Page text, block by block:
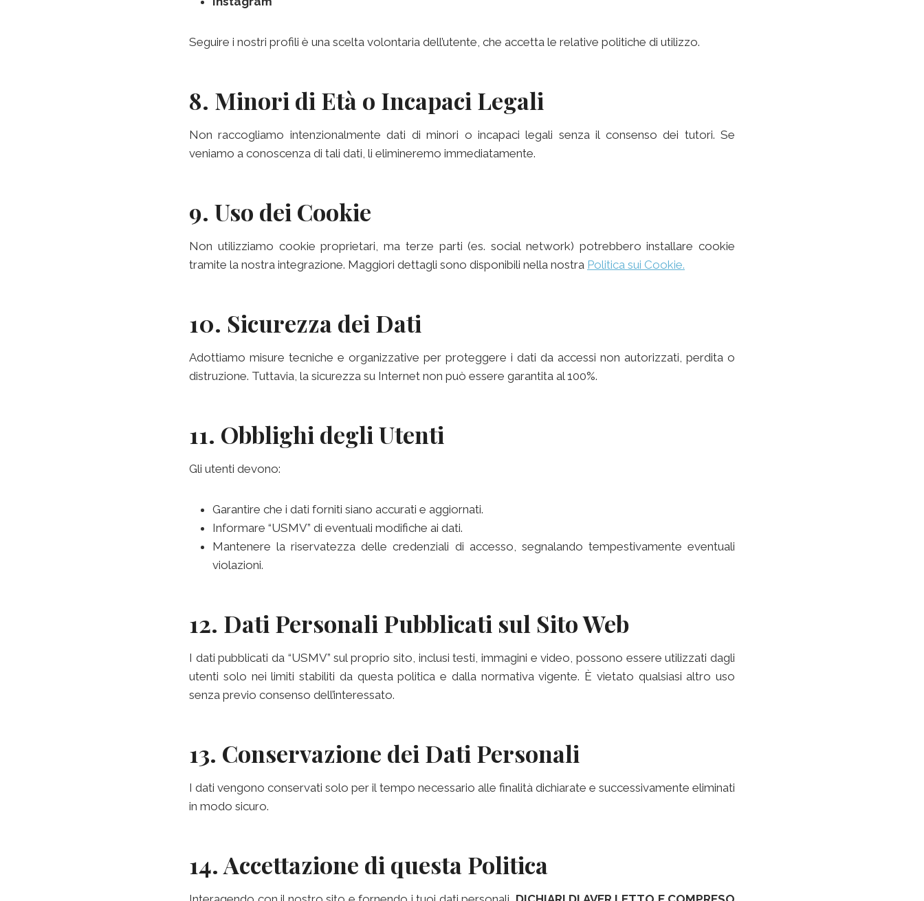
Seguire i nostri profili è una scelta volontaria dell’utente, che accetta le relative politiche di utilizzo.
8. Minori di Età o Incapaci Legali
Non raccogliamo intenzionalmente dati di minori o incapaci legali senza il consenso dei tutori. Se
veniamo a conoscenza di tali dati, li elimineremo immediatamente.
9. Uso dei Cookie
Non utilizziamo cookie proprietari, ma terze parti (es. social network) potrebbero installare cookie
tramite la nostra integrazione. Maggiori dettagli sono disponibili nella nostra Politica sui Cookie.
10. Sicurezza dei Dati
Adottiamo misure tecniche e organizzative per proteggere i dati da accessi non autorizzati, perdita o
distruzione. Tuttavia, la sicurezza su Internet non può essere garantita al 100%.
11. Obblighi degli Utenti
Gli utenti devono:
Garantire che i dati forniti siano accurati e aggiornati.
Informare “USMV” di eventuali modifiche ai dati.
Mantenere la riservatezza delle credenziali di accesso, segnalando tempestivamente eventuali
violazioni.
12. Dati Personali Pubblicati sul Sito Web
I dati pubblicati da “USMV” sul proprio sito, inclusi testi, immagini e video, possono essere utilizzati dagli
utenti solo nei limiti stabiliti da questa politica e dalla normativa vigente. È vietato qualsiasi altro uso
senza previo consenso dell’interessato.
13. Conservazione dei Dati Personali
I dati vengono conservati solo per il tempo necessario alle finalità dichiarate e successivamente eliminati
in modo sicuro.
14. Accettazione di questa Politica